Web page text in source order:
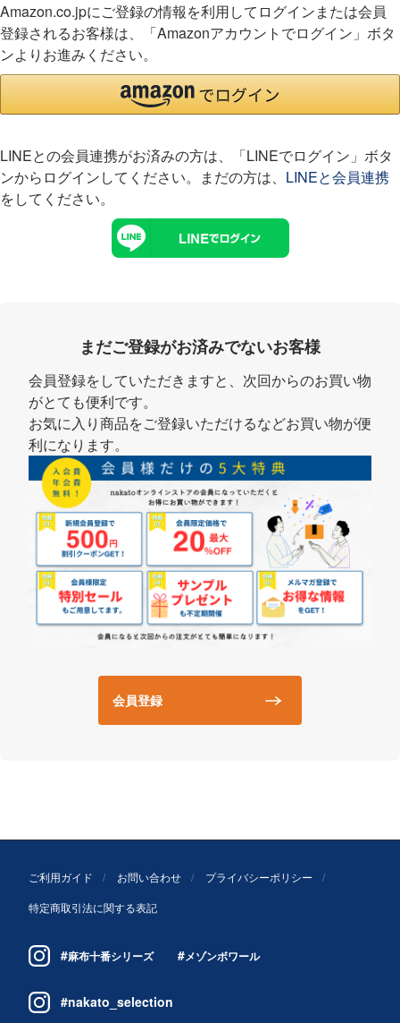
Amazon.co.jpにご登録の情報を利用してログインまたは会員
登録されるお客様は、「Amazonアカウントでログイン」ボタ
ンよりお進みください。
LINEとの会員連携がお済みの方は、「LINEでログイン」ボタ
ンからログインしてください。まだの方は、 LINEと会員連携
をしてください。
まだご登録がお済みでないお客様
会員登録をしていただきますと、次回からのお買い物
がとても便利です。
お気に入り商品をご登録いただけるなどお買い物が便
利になります。
会員登録
ご利用ガイド お問い合わせ
プライバシーポリシー
特定商取引法に関する表記
#麻布十番シリーズ #メゾンボワール
#nakato_selection